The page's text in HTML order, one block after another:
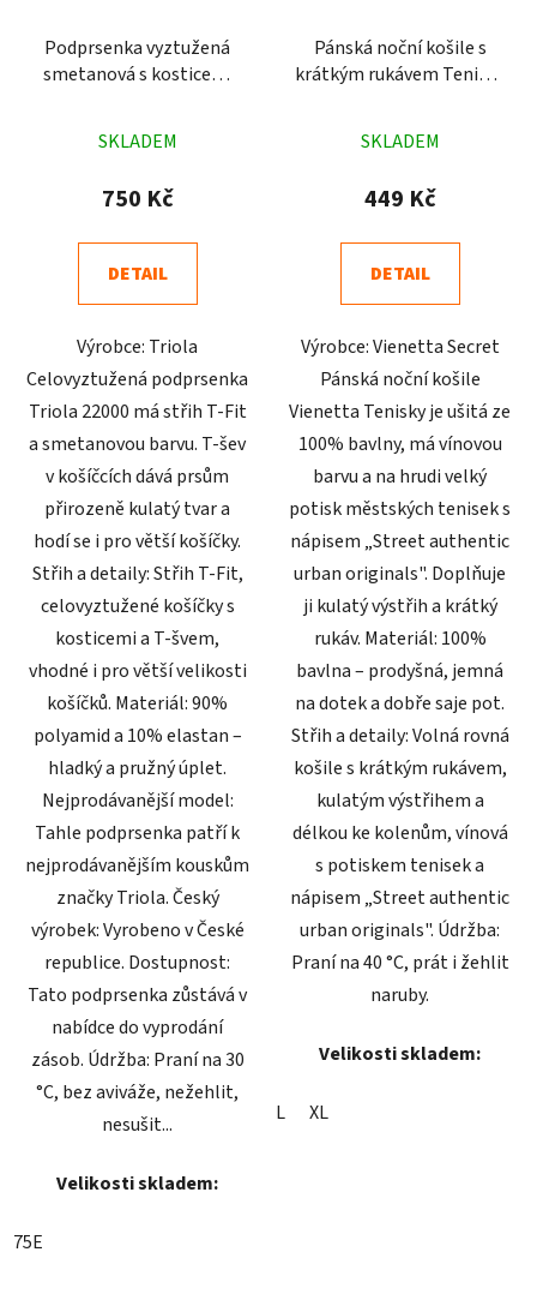
Podprsenka vyztužená
smetanová s kosticemi
hodnocení
produktu
5,0
z
hvězdiček.
SKLADEM
750 Kč
DETAIL
Výrobce: Triola
Celovyztužená podprsenka
Triola 22000 má střih T-Fit
a smetanovou barvu. T-šev
v košíčcích dává prsům
přirozeně kulatý tvar a
hodí se i pro větší košíčky.
Střih a detaily: Střih T-Fit,
celovyztužené košíčky s
kosticemi a T-švem,
vhodné i pro větší velikosti
košíčků. Materiál: 90%
polyamid a 10% elastan –
hladký a pružný úplet.
Nejprodávanější model:
Tahle podprsenka patří k
nejprodávanějším kouskům
značky Triola. Český
výrobek: Vyrobeno v České
republice. Dostupnost:
Tato podprsenka zůstává v
nabídce do vyprodání
zásob. Údržba: Praní na 30
°C, bez aviváže, nežehlit,
nesušit...
Velikosti skladem:
75E
Pánská noční košile s
krátkým rukávem Tenisky
hodnocení
produktu
4,4
z
hvězdiček.
SKLADEM
449 Kč
DETAIL
Výrobce: Vienetta Secret
Pánská noční košile
Vienetta Tenisky je ušitá ze
100% bavlny, má vínovou
barvu a na hrudi velký
potisk městských tenisek s
nápisem „Street authentic
urban originals". Doplňuje
ji kulatý výstřih a krátký
rukáv. Materiál: 100%
bavlna – prodyšná, jemná
na dotek a dobře saje pot.
Střih a detaily: Volná rovná
košile s krátkým rukávem,
kulatým výstřihem a
délkou ke kolenům, vínová
s potiskem tenisek a
nápisem „Street authentic
urban originals". Údržba:
Praní na 40 °C, prát i žehlit
naruby.
Velikosti skladem:
L XL